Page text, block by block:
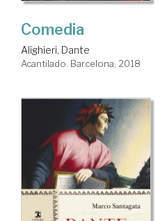
Comedia
Alighieri, Dante
Acantilado. Barcelona, 2018